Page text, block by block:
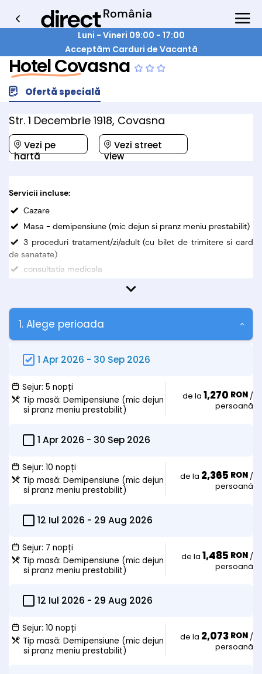
Luni - Vineri 09:00 - 17:00
Acceptăm Carduri de Vacantă
Hotel Covasna
Ofertă specială
Str. 1 Decembrie 1918, Covasna
Vezi pe
hartă
Vezi street
view
Servicii incluse:
Cazare
Masa - demipensiune (mic dejun si pranz meniu prestabilit)
3 proceduri tratament/zi/adult (cu bilet de trimitere si card
de sanatate)
consultatia medicala
Oferte sunt valabile exclusiv cu prezentarea biletului de trimitere
Oferta nu include:
• taxele de statiune se achita la receptie;
Tarife copii :
masa);
• Copiii între 4 și 13 ani = 80 lei/zi (cu 2 adulți, fara pat
suplimentar + masa)
• Copiii între 4 și 13 ani = 155 lei/zi (cu 2 adulți, cu pat suplimentar
• Copiii peste 14 ani se considera adulti.
1. Alege perioada
1 Apr 2026 - 30 Sep 2026
Sejur: 5 nopți
Tip masă: Demipensiune (mic dejun
si pranz meniu prestabilit)
de la 1,270 RON /
persoană
1 Apr 2026 - 30 Sep 2026
Sejur: 10 nopți
Tip masă: Demipensiune (mic dejun
si pranz meniu prestabilit)
de la 2,365 RON /
persoană
12 Iul 2026 - 29 Aug 2026
Sejur: 7 nopți
Tip masă: Demipensiune (mic dejun
si pranz meniu prestabilit)
de la 1,485 RON /
persoană
12 Iul 2026 - 29 Aug 2026
Sejur: 10 nopți
Tip masă: Demipensiune (mic dejun
si pranz meniu prestabilit)
de la 2,073 RON /
persoană